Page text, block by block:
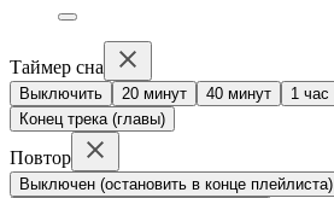
Таймер сна
Выключить 20 минут 40 минут 1 час
Конец трека (главы)
Повтор
Выключен (остановить в конце плейлиста)